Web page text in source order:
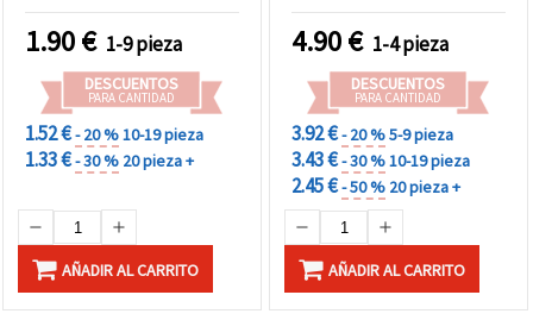
secado rápido, 15 ml para
manualidades y bricolaje
1.90€ 1-9 pieza
DESCUENTOS
PARA CANTIDAD
1.52 €- 20 %10-19 pieza
1.33 €- 30 % 20 pieza +
AÑADIR AL CARRITO
4.90€ 1-4 pieza
DESCUENTOS
PARA CANTIDAD
3.92 €- 20 %5-9 pieza
3.43 €- 30 %10-19 pieza
2.45 €- 50 % 20 pieza +
AÑADIR AL CARRITO